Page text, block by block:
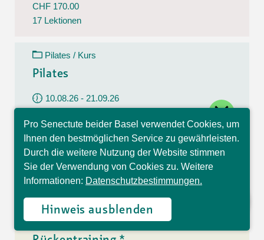
CHF 170.00
17 Lektionen
Pilates / Kurs
Pilates
10.08.26 - 21.09.26
09:30 - 10:30 Uhr
Im Westfeld 6, Basel
CHF 140.00
7 Lektionen
Rückentraining / Kurs
Pro Senectute beider Basel verwendet Cookies, um
Ihnen den bestmöglichen Service zu gewährleisten.
Durch die weitere Nutzung der Website stimmen
Sie der Verwendung von Cookies zu. Weitere
Informationen: Datenschutzbestimmungen.
Hinweis ausblenden
Hallo, ich bin Sophia und
beantworte gerne Ihre
Fragen.
close